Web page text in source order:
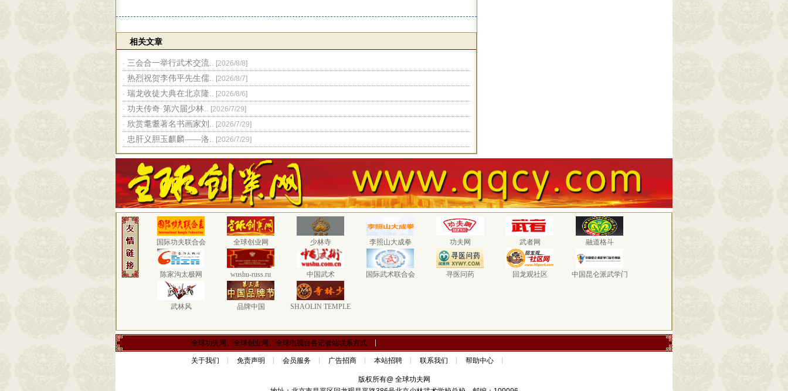
相关文章
· 三会合一举行武术交流.. [2026/8/8]
· 热烈祝贺李伟平先生儒.. [2026/8/7]
· 瑞龙收徒大典在北京隆.. [2026/8/6]
· 功夫传奇·第六届少林.. [2026/7/29]
· 欣赏耄耋著名书画家刘.. [2026/7/29]
· 忠肝义胆玉麒麟——洛.. [2026/7/29]
国际功夫联合会 全球创业网 少林寺 李照山大成拳 功夫网 武者网 融道格斗
陈家沟太极网 wushu-russ.ru 中国武术 国际武术联合会 寻医问药 回龙观社区 中国昆仑派武学门
武林风 品牌中国 SHAOLIN TEMPLE
全球功夫网、全球创业网、全球电视台各记者站联系方式
关于我们 免责声明 会员服务 广告招商 本站招聘 联系我们 帮助中心
版权所有@ 全球功夫网